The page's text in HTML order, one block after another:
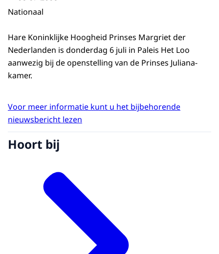
Nationaal
Hare Koninklijke Hoogheid Prinses Margriet der
Nederlanden is donderdag 6 juli in Paleis Het Loo
aanwezig bij de openstelling van de Prinses Juliana-
kamer.
Voor meer informatie kunt u het bijbehorende
nieuwsbericht lezen
Hoort bij